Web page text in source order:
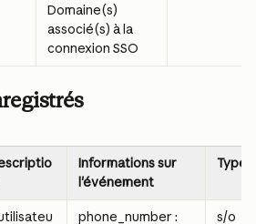
Domaine(s)
associé(s) à la
connexion SSO
Informations sur
l'événement
Type
phone_number :
s/o